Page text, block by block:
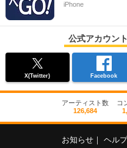
iPhone
公式アカウン
X(Twitter) Facebook
アーティスト数
126,684
コ
お知らせ ｜ ヘルプ